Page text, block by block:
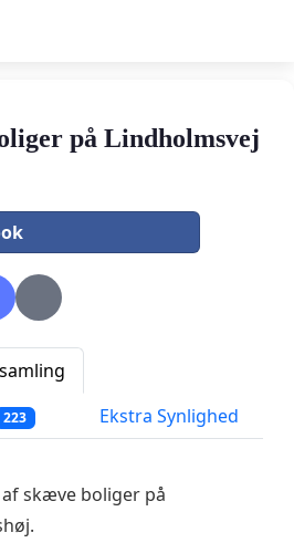
på Lindholmsvej
223 Ekstra Synlighed
skæve boliger på